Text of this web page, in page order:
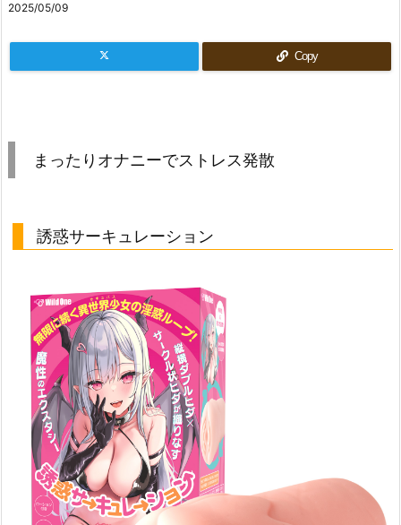
2025/05/09
Copy
まったりオナニーでストレス発散
誘惑サーキュレーション